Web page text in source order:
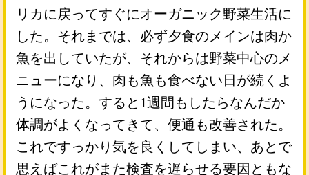
リカに戻ってすぐにオーガニック野菜生活に
した。それまでは、必ず夕食のメインは肉か
魚を出していたが、それからは野菜中心のメ
ニューになり、肉も魚も食べない日が続くよ
うになった。すると1週間もしたらなんだか
体調がよくなってきて、便通も改善された。
これですっかり気を良くしてしまい、あとで
思えばこれがまた検査を遅らせる要因ともな